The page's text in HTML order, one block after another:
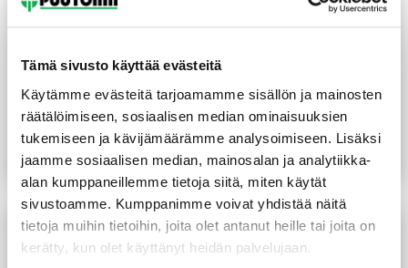
Tämä sivusto käyttää evästeitä
Käytämme evästeitä tarjoamamme sisällön ja mainosten
räätälöimiseen, sosiaalisen median ominaisuuksien
tukemiseen ja kävijämäärämme analysoimiseen. Lisäksi
jaamme sosiaalisen median, mainosalan ja analytiikka-
alan kumppaneillemme tietoja siitä, miten käytät
sivustoamme. Kumppanimme voivat yhdistää näitä
tietoja muihin tietoihin, joita olet antanut heille tai joita on
kerätty, kun olet käyttänyt heidän palvelujaan.
Naulauslevy 80x200x2 mm
sinkitty
2,15€/kpl
Lue lisää
Kulmalevy 62x83x40x2
mm sinkitty vahvistettu
1,10€/kpl
Lue lisää